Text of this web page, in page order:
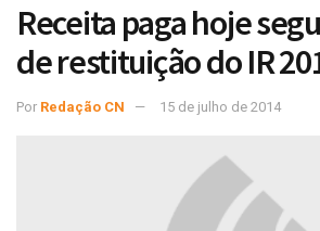
Receita paga hoje
de restituição do IR
Por Redação CN 15 de julho de 2014